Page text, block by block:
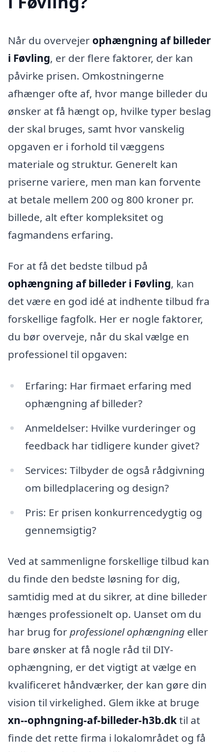
Når du overvejer ophængning af billeder
i Føvling, er der flere faktorer, der kan
påvirke prisen. Omkostningerne
afhænger ofte af, hvor mange billeder du
ønsker at få hængt op, hvilke typer beslag
der skal bruges, samt hvor vanskelig
opgaven er i forhold til væggens
materiale og struktur. Generelt kan
priserne variere, men man kan forvente
at betale mellem 200 og 800 kroner pr.
billede, alt efter kompleksitet og
fagmandens erfaring.
For at få det bedste tilbud på
ophængning af billeder i Føvling, kan
det være en god idé at indhente tilbud fra
forskellige fagfolk. Her er nogle faktorer,
du bør overveje, når du skal vælge en
professionel til opgaven:
Erfaring: Har firmaet erfaring med
ophængning af billeder?
Anmeldelser: Hvilke vurderinger og
feedback har tidligere kunder givet?
Services: Tilbyder de også rådgivning
om billedplacering og design?
Pris: Er prisen konkurrencedygtig og
gennemsigtig?
Ved at sammenligne forskellige tilbud kan
du finde den bedste løsning for dig,
samtidig med at du sikrer, at dine billeder
hænges professionelt op. Uanset om du
har brug forprofessionel ophængning eller
bare ønsker at få nogle råd til DIY-
ophængning, er det vigtigt at vælge en
kvalificeret håndværker, der kan gøre din
vision til virkelighed. Glem ikke at bruge
xn--ophngning-af-billeder-h3b.dktil at
finde det rette firma i lokalområdet og få